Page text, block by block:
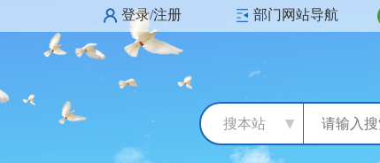
登录/注册 部门网站导航
搜本站